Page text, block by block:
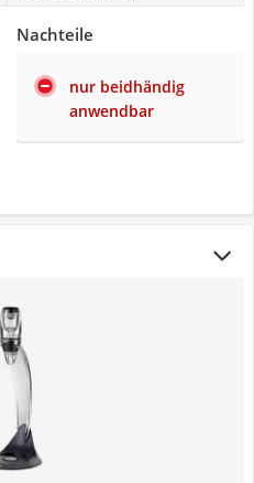
Nachteile
nur beidhändig
anwendbar